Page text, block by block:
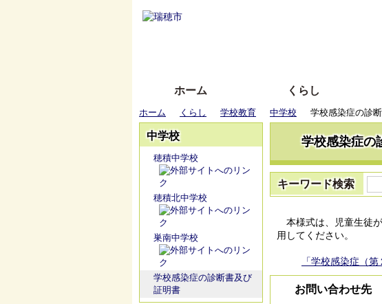
ホーム くらし
ホーム くらし 学校教育 中学校 学校感染症の診
中学校
穂積中学校
穂積北中学校
巣南中学校
学校感染症の診断書及び
証明書
学校感染症の
キーワード検索
本様式は、児童生徒
用してください。
「学校感染症（
お問い合わせ先